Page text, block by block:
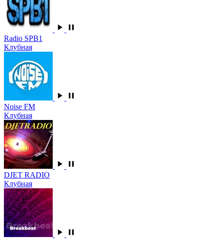
Radio SPB1
Клубная
Noise FM
Клубная
DJET RADIO
Клубная